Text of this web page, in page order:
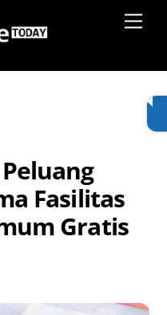
Fasilitas
Gratis